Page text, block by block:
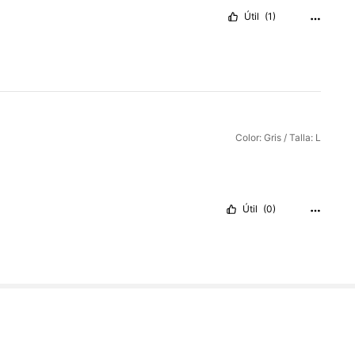
Útil (1)
Color: Gris / Talla: L
Útil (0)